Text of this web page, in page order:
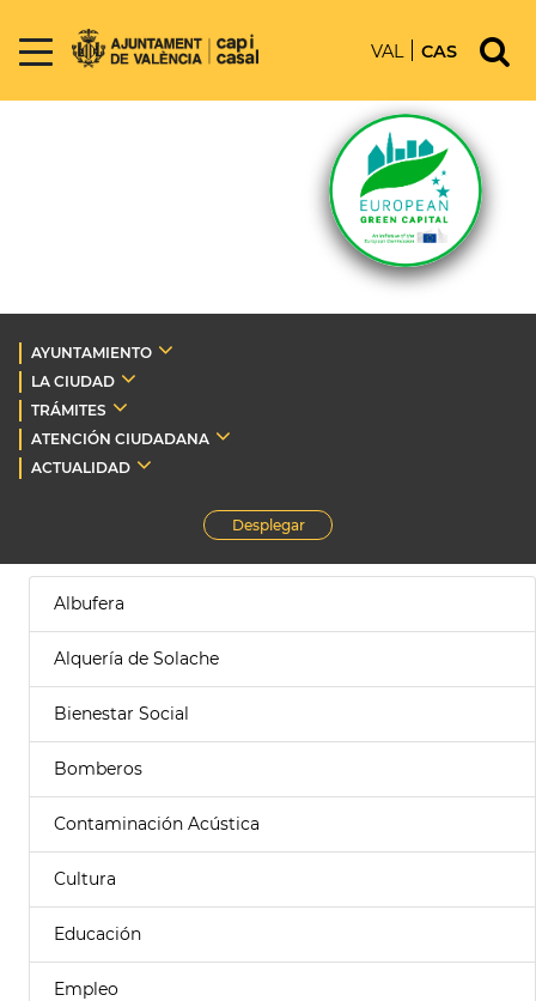
VAL CAS
AYUNTAMIENTO
LA CIUDAD
TRÁMITES
ATENCIÓN CIUDADANA
ACTUALIDAD
Desplegar
Albufera
Alquería de Solache
Bienestar Social
Bomberos
Contaminación Acústica
Cultura
Educación
Empleo